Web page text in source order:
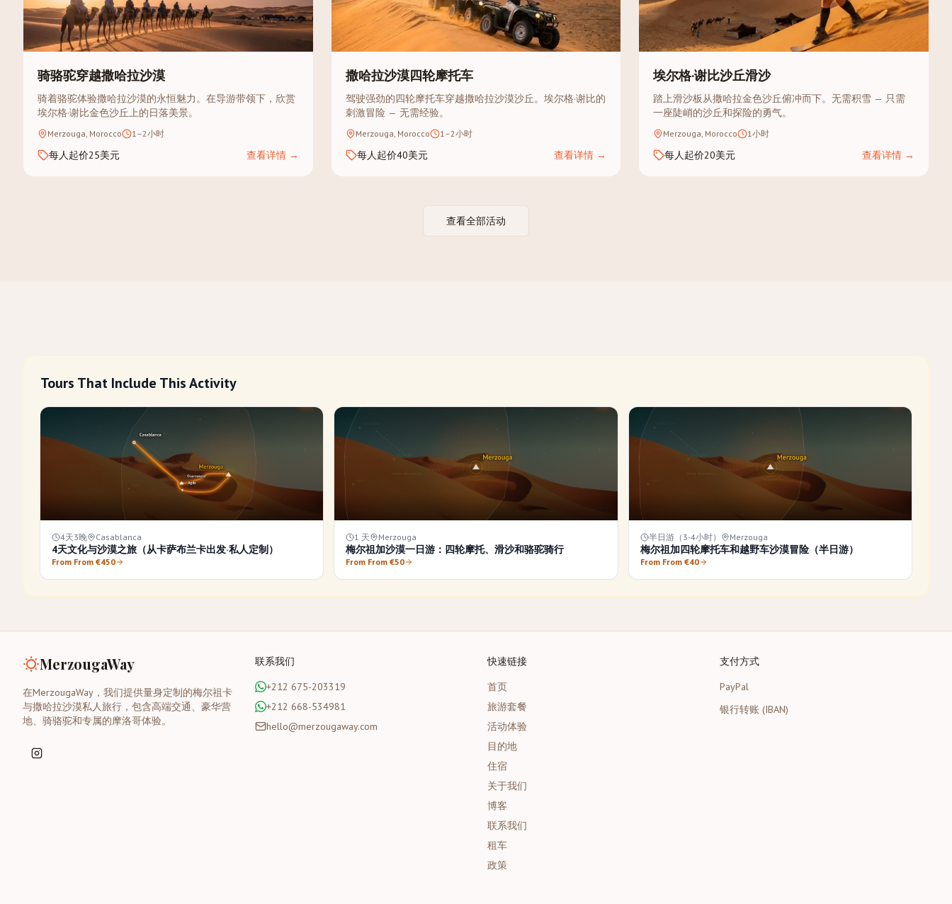
骑骆驼穿越撒哈拉沙漠
骑着骆驼体验撒哈拉沙漠的永恒魅力。在导游带领下，欣赏
埃尔格·谢比金色沙丘上的日落美景。
Merzouga, Morocco 1–2小时
每人起价25美元 查看详情→
撒哈拉沙漠四轮摩托车
驾驶强劲的四轮摩托车穿越撒哈拉沙漠沙丘。埃尔格·谢比的
刺激冒险 — 无需经验。
Merzouga, Morocco 1–2小时
每人起价40美元 查看详情 →
埃尔格·谢比沙丘滑沙
踏上滑沙板从撒哈拉金色沙丘俯冲而下。无需积雪 — 只需
一座陡峭的沙丘和探险的勇气。
Merzouga, Morocco 1小时
每人起价20美元 查看详情→
查看全部活动
Tours That Include This Activity
4天3晚 Casablanca
4天文化与沙漠之旅（从卡萨布兰卡出发·私人定制）
From From €450
1 天 Merzouga
梅尔祖加沙漠一日游：四轮摩托、滑沙和骆驼骑行
From From €50
半日游（3-4小时） Merzouga
梅尔祖加四轮摩托车和越野车沙漠冒险（半日游）
From From €40
MerzougaWay
在MerzougaWay，我们提供量身定制的梅尔祖卡
与撒哈拉沙漠私人旅行，包含高端交通、豪华营
地、骑骆驼和专属的摩洛哥体验。
联系我们
+212 675-203319
+212 668-534981
hello@merzougaway.com
快速链接
首页
旅游套餐
活动体验
目的地
住宿
关于我们
博客
联系我们
租车
政策
支付方式
PayPal
银行转账 (IBAN)